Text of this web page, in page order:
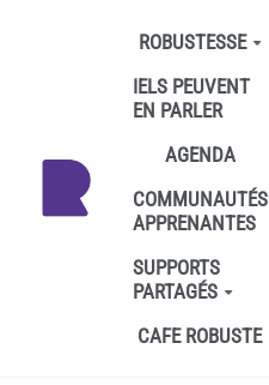
Aller au contenu principal
ROBUSTESSE
IELS PEUVENT
EN PARLER
AGENDA
COMMUNAUTÉS
APPRENANTES
SUPPORTS
PARTAGÉS
CAFE ROBUSTE